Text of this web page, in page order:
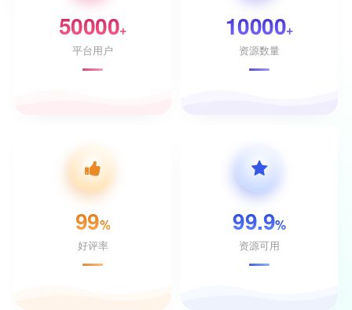
50000+
平台用户
10000+
资源数量
99%
好评率
99.9%
资源可用